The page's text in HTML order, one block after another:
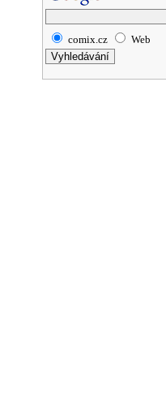
comix.cz Web